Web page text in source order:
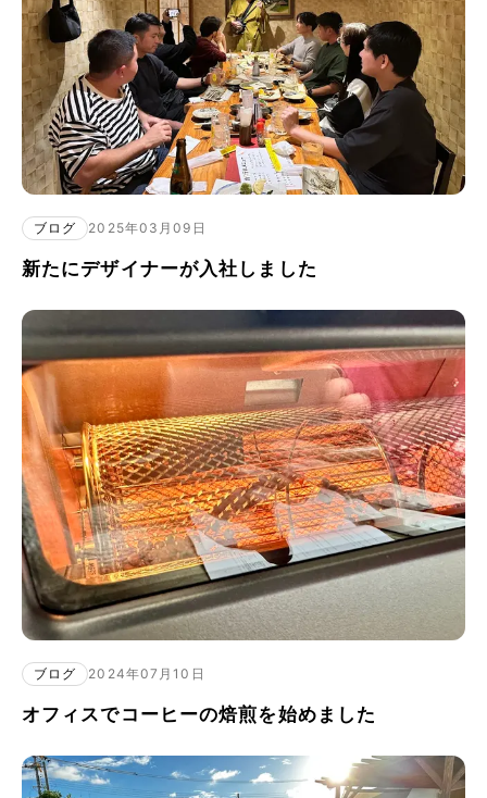
ブログ 2025年03月09日
新たにデザイナーが入社しました
ブログ 2024年07月10日
オフィスでコーヒーの焙煎を始めました